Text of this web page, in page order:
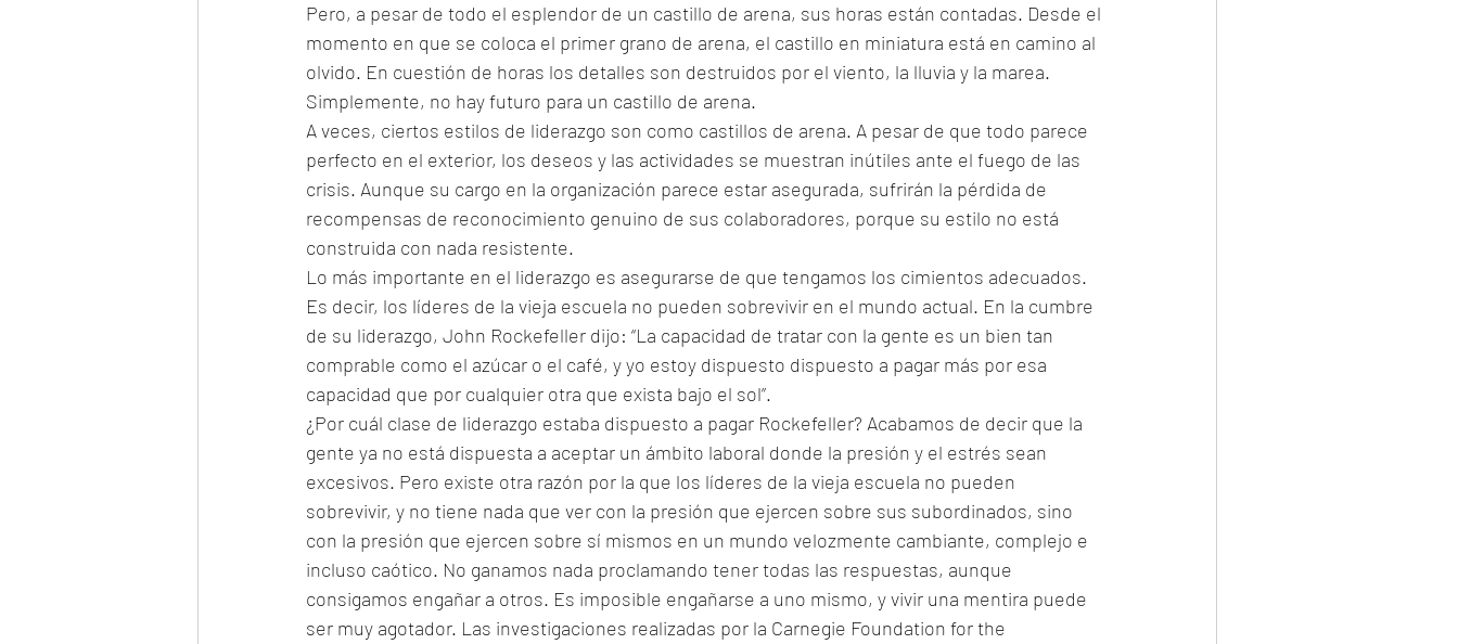
Pero, a pesar de todo el esplendor de un castillo de arena, sus horas están contadas. Desde el
momento en que se coloca el primer grano de arena, el castillo en miniatura está en camino al
olvido. En cuestión de horas los detalles son destruidos por el viento, la lluvia y la marea.
Simplemente, no hay futuro para un castillo de arena.
A veces, ciertos estilos de liderazgo son como castillos de arena. A pesar de que todo parece
perfecto en el exterior, los deseos y las actividades se muestran inútiles ante el fuego de las
crisis. Aunque su cargo en la organización parece estar asegurada, sufrirán la pérdida de
recompensas de reconocimiento genuino de sus colaboradores, porque su estilo no está
construida con nada resistente.
Lo más importante en el liderazgo es asegurarse de que tengamos los cimientos adecuados.
Es decir, los líderes de la vieja escuela no pueden sobrevivir en el mundo actual. En la cumbre
de su liderazgo, John Rockefeller dijo: “La capacidad de tratar con la gente es un bien tan
comprable como el azúcar o el café, y yo estoy dispuesto dispuesto a pagar más por esa
capacidad que por cualquier otra que exista bajo el sol”.
¿Por cuál clase de liderazgo estaba dispuesto a pagar Rockefeller? Acabamos de decir que la
gente ya no está dispuesta a aceptar un ámbito laboral donde la presión y el estrés sean
excesivos. Pero existe otra razón por la que los líderes de la vieja escuela no pueden
sobrevivir, y no tiene nada que ver con la presión que ejercen sobre sus subordinados, sino
con la presión que ejercen sobre sí mismos en un mundo velozmente cambiante, complejo e
incluso caótico. No ganamos nada proclamando tener todas las respuestas, aunque
consigamos engañar a otros. Es imposible engañarse a uno mismo, y vivir una mentira puede
ser muy agotador. Las investigaciones realizadas por la Carnegie Foundation for the